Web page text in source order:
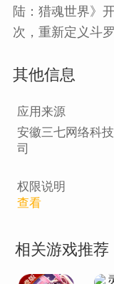
陆：猎魂世界》
次，重新定义斗
这是一款真正意
不再只存在于纸
索、更自由的心
形式开启一份全
森林与湖泊，每
记于心的史莱克
片大陆里。希望
呈现一个更燃更
其他信息
应用来源
安徽三七网络科
司
权限说明
查看
相关游戏推荐